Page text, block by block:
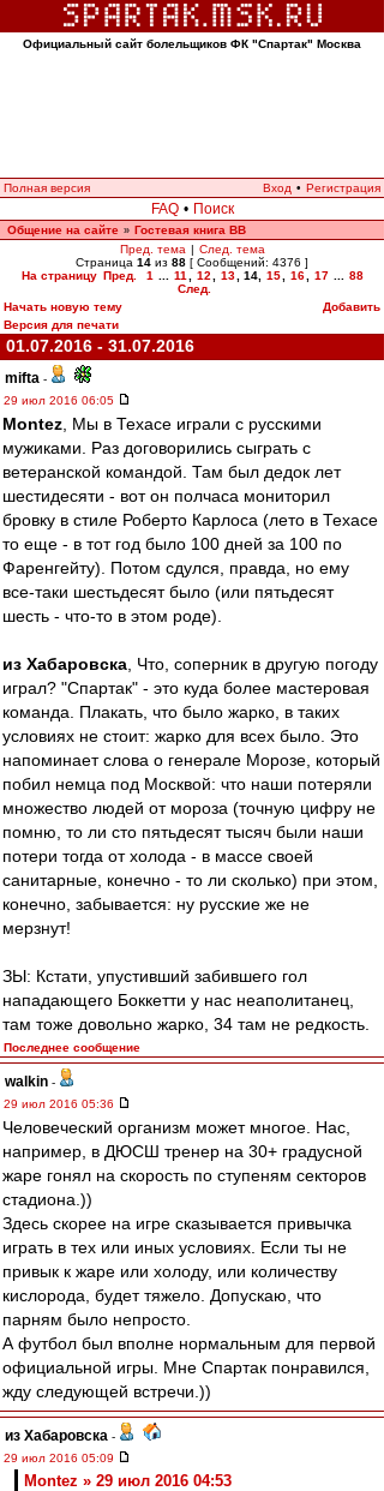
Официальный сайт болельщиков ФК "Спартак" Москва
Полная версия Вход • Регистрация
FAQ • Поиск
Общение на сайте » Гостевая книга ВВ
Пред. тема | След. тема
Страница 14 из 88 [ Сообщений: 4376 ]
На страницу Пред. 1 11 12 13 14, 15 16 17
88
След.
Начать новую тему
Добавить
Версия для печати
01.07.2016 - 31.07.2016
mifta -
29 июл 2016 06:05
Montez , Мы в Техасе играли с русскими
мужиками. Раз договорились сыграть с
ветеранской командой. Там был дедок лет
шестидесяти - вот он полчаса мониторил
бровку в стиле Роберто Карлоса (лето в Техасе
то еще - в тот год было 100 дней за 100 по
Фаренгейту). Потом сдулся, правда, но ему
все-таки шестьдесят было (или пятьдесят
шесть - что-то в этом роде).
из Хабаровска , Что, соперник в другую погоду
играл? "Спартак" - это куда более мастеровая
команда. Плакать, что было жарко, в таких
условиях не стоит: жарко для всех было. Это
напоминает слова о генерале Морозе, который
побил немца под Москвой: что наши потеряли
множество людей от мороза (точную цифру не
помню, то ли сто пятьдесят тысяч были наши
потери тогда от холода - в массе своей
санитарные, конечно - то ли сколько) при этом,
конечно, забывается: ну русские же не
мерзнут!
ЗЫ: Кстати, упустивший забившего гол
нападающего Боккетти у нас неаполитанец,
там тоже довольно жарко, 34 там не редкость.
Последнее сообщение
walkin -
29 июл 2016 05:36
Человеческий организм может многое. Нас,
например, в ДЮСШ тренер на 30+ градусной
жаре гонял на скорость по ступеням секторов
стадиона.))
Здесь скорее на игре сказывается привычка
играть в тех или иных условиях. Если ты не
привык к жаре или холоду, или количеству
кислорода, будет тяжело. Допускаю, что
парням было непросто.
А футбол был вполне нормальным для первой
официальной игры. Мне Спартак понравился,
жду следующей встречи.))
из Хабаровска -
29 июл 2016 05:09
Montez » 29 июл 2016 04:53